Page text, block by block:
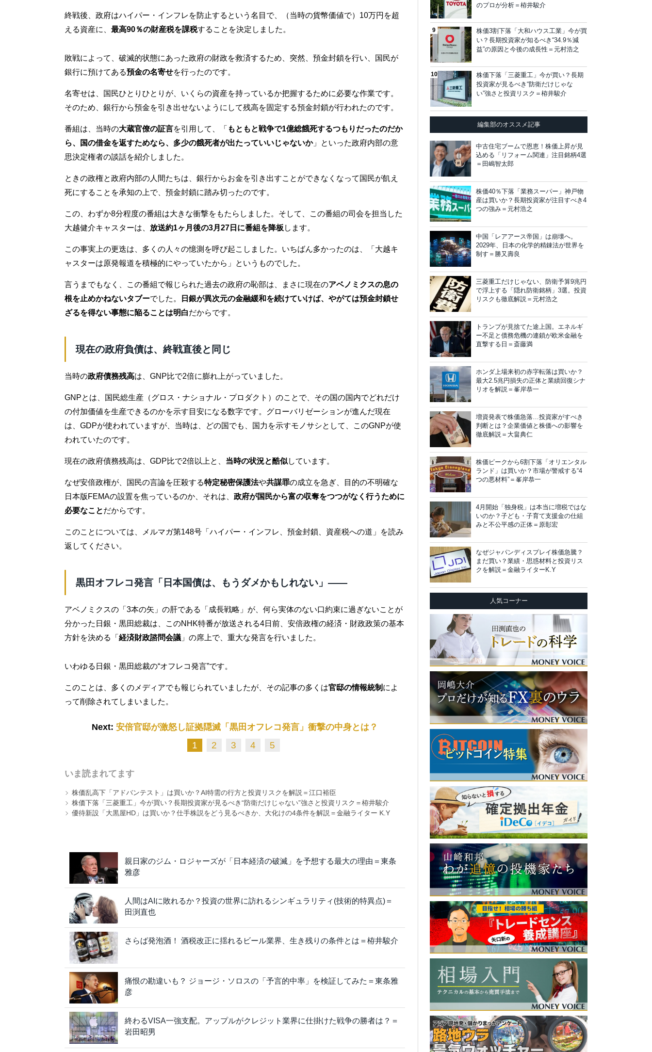
終戦後、政府はハイパー・インフレを防止するという名目で、（当時の貨幣価値で）10万円を超
える資産に、 最高90％の財産税を課税することを決定しました。
敗戦によって、破滅的状態にあった政府の財政を救済するため、突然、預金封鎖を行い、国民が
銀行に預けてある預金の名寄せを行ったのです。
名寄せは、国民ひとりひとりが、いくらの資産を持っているか把握するために必要な作業です。
そのため、銀行から預金を引き出せないようにして残高を固定する預金封鎖が行われたのです。
番組は、当時の大蔵官僚の証言を引用して、「 もともと戦争で1億総餓死するつもりだったのだか
ら、国の借金を返すためなら、多少の餓死者が出たっていいじゃないか」といった政府内部の意
思決定権者の談話を紹介しました。
ときの政権と政府内部の人間たちは、銀行からお金を引き出すことができなくなって国民が飢え
死にすることを承知の上で、預金封鎖に踏み切ったのです。
この、わずか8分程度の番組は大きな衝撃をもたらしました。そして、この番組の司会を担当した
大越健介キャスターは、 放送約1ヶ月後の3月27日に番組を降板 します。
この事実上の更迭は、多くの人々の憶測を呼び起こしました。いちばん多かったのは、「大越キ
ャスターは原発報道を積極的にやっていたから」というものでした。
言うまでもなく、この番組で報じられた過去の政府の恥部は、まさに現在のアベノミクスの息の
根を止めかねないタブーでした。
日銀が異次元の金融緩和を続けていけば、やがては預金封鎖せ
ざるを得ない事態に陥ることは明白だからです。
現在の政府負債は、終戦直後と同じ
当時の政府債務残高は、GNP比で2倍に膨れ上がっていました。
GNPとは、国民総生産（グロス・ナショナル・プロダクト）のことで、その国の国内でどれだけ
の付加価値を生産できるのかを示す目安になる数字です。グローバリゼーションが進んだ現在
は、GDPが使われていますが、当時は、どの国でも、国力を示すモノサシとして、このGNPが使
われていたのです。
現在の政府債務残高は、GDP比で2倍以上と、 当時の状況と酷似しています。
なぜ安倍政権が、国民の言論を圧殺する特定秘密保護法や共謀罪の成立を急ぎ、目的の不明確な
日本版FEMAの設置を焦っているのか、それは、 政府が国民から富の収奪をつつがなく行うために
必要なことだからです。
このことについては、メルマガ第148号「ハイパー・インフレ、預金封鎖、資産税への道」を読み
返してください。
黒田オフレコ発言「日本国債は、もうダメかもしれない」――
アベノミクスの「3本の矢」の肝である「成長戦略」が、何ら実体のない口約束に過ぎないことが
分かった日銀・黒田総裁は、このNHK特番が放送される4日前、安倍政権の経済・財政政策の基本
方針を決める「 経済財政諮問会議 」の席上で、重大な発言を行いました。
いわゆる日銀・黒田総裁の“オフレコ発言”です。
このことは、多くのメディアでも報じられていましたが、その記事の多くは官邸の情報統制 によ
って削除されてしまいました。
Next: 安倍官邸が激怒し証拠隠滅「黒田オフレコ発言」衝撃の中身とは？
1 2 3 4 5
いま読まれてます
株価乱高下「アドバンテスト」は買いか？AI特需の行方と投資リスクを解説＝江口裕臣
株価下落「三菱重工」今が買い？長期投資家が見るべき“防衛だけじゃない”強さと投資リスク＝栫井駿介
優待新設「大黒屋HD」は買いか？仕手株説をどう見るべきか、大化けの4条件を解説＝金融ライター K.Y
親日家のジム・ロジャーズが「日本経済の破滅」を予想する最大の理由＝東条
雅彦
人間はAIに敗れるか？投資の世界に訪れるシンギュラリティ(技術的特異点)＝
田渕直也
さらば発泡酒！ 酒税改正に揺れるビール業界、生き残りの条件とは＝栫井駿介
痛恨の勘違いも？ ジョージ・ソロスの「予言的中率」を検証してみた＝東条雅
彦
終わるVISA一強支配。アップルがクレジット業界に仕掛けた戦争の勝者は？＝
岩田昭男
のプロが分析＝栫井駿介
株価3割下落「大和ハウス工業」今が買
い？長期投資家が知るべき“34.9％減
益”の原因と今後の成長性＝元村浩之
株価下落「三菱重工」今が買い？長期
投資家が見るべき“防衛だけじゃな
い”強さと投資リスク＝栫井駿介
編集部のオススメ記事
中古住宅ブームで恩恵！株価上昇が見
込める「リフォーム関連」注目銘柄4選
＝田嶋智太郎
株価40％下落「業務スーパー」神戸物
産は買いか？長期投資家が注目すべき4
つの強み＝元村浩之
中国「レアアース帝国」は崩壊へ。
2029年、日本の化学的精錬法が世界を
制す＝勝又壽良
三菱重工だけじゃない、防衛予算9兆円
で浮上する「隠れ防衛銘柄」3選。投資
リスクも徹底解説＝元村浩之
トランプが見捨てた途上国。エネルギ
ー不足と債務危機の連鎖が欧米金融を
直撃する日＝斎藤満
ホンダ上場来初の赤字転落は買いか？
最大2.5兆円損失の正体と業績回復シナ
リオを解説＝峯岸恭一
増資発表で株価急落…投資家がすべき
判断とは？企業価値と株価への影響を
徹底解説＝大畠典仁
株価ピークから6割下落「オリエンタル
ランド」は買いか？市場が警戒する“4
つの悪材料”＝峯岸恭一
4月開始「独身税」は本当に増税ではな
いのか？子ども・子育て支援金の仕組
みと不公平感の正体＝原彰宏
なぜジャパンディスプレイ株価急騰？
まだ買い？業績・思惑材料と投資リス
クを解説＝金融ライターK.Y
人気コーナー